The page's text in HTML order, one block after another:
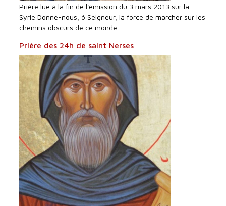
Prière lue à la fin de l'émission du 3 mars 2013 sur la
Syrie Donne-nous, ô Seigneur, la force de marcher sur les
chemins obscurs de ce monde...
Prière des 24h de saint Nerses